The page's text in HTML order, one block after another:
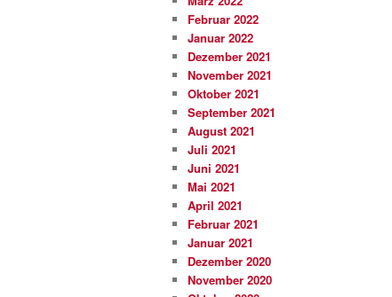
Februar 2022
Januar 2022
Dezember 2021
November 2021
Oktober 2021
September 2021
August 2021
Juli 2021
Juni 2021
Mai 2021
April 2021
Februar 2021
Januar 2021
Dezember 2020
November 2020